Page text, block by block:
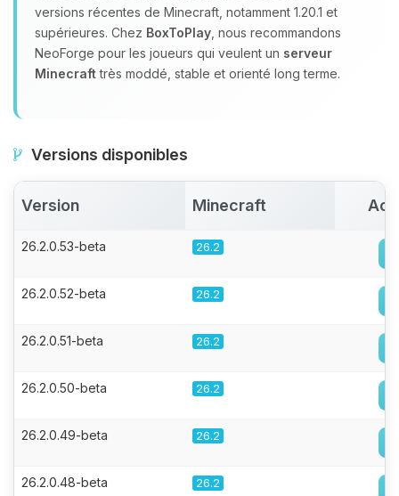
versions récentes de Minecraft, notamment 1.20.1 et
supérieures. Chez BoxToPlay , nous recommandons
NeoForge pour les joueurs qui veulent un serveur
Minecrafttrès moddé, stable et orienté long terme.
Versions disponibles
Version Minecraft
26.2.0.53-beta 26.2
26.2.0.52-beta 26.2
26.2.0.51-beta 26.2
26.2.0.50-beta 26.2
26.2.0.49-beta 26.2
26.2.0.48-beta 26.2